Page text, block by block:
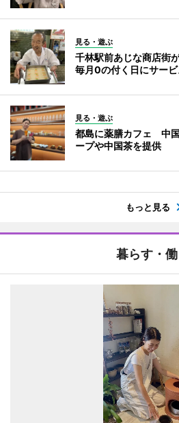
見る・遊ぶ
千林駅前あじな商店街
毎月0の付く日にサービ
見る・遊ぶ
都島に薬膳カフェ 中
ープや中国茶を提供
もっと見る
暮らす・働